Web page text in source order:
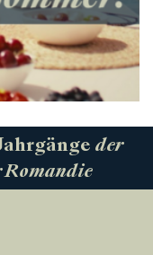
der
Romandie